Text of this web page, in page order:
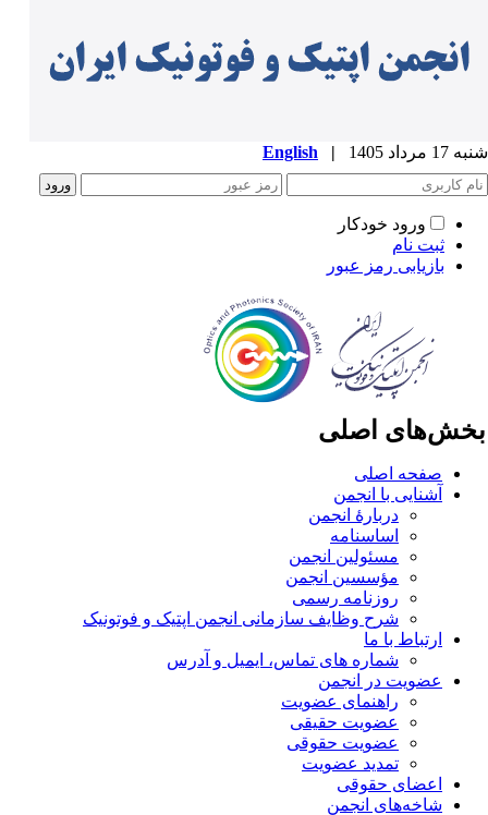
مرداد 1405 |
English
ورود خودکار
ثبت نام
بازیابی رمز عبور
اصلی
صفحه اصلی
آشنایی با انجمن
دربارۀ انجمن
اساسنامه
مسئولین انجمن
مؤسسین انجمن
روزنامه رسمی
شرح وظایف سازمانی انجمن اپتیک و فوتونیک
ارتباط با ما
شماره های تماس، ایمیل و آدرس
عضویت در انجمن
راهنمای عضویت
عضویت حقیقی
عضویت حقوقی
تمدید عضویت
اعضای حقوقی
شاخه‌های انجمن